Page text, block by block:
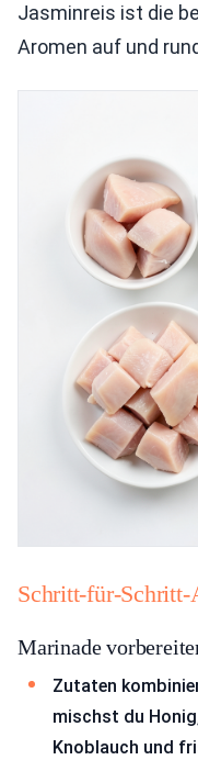
Jasminreis ist die
Aromen auf und
Schritt-für-
Marinade
Zutaten
mischst du
Knoblauch und